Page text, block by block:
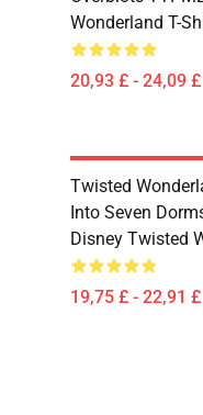
Wonderland T-
20,93 £ - 24,09 £
Twisted
Into Seven
Disney Twisted
19,75 £ - 22,91 £